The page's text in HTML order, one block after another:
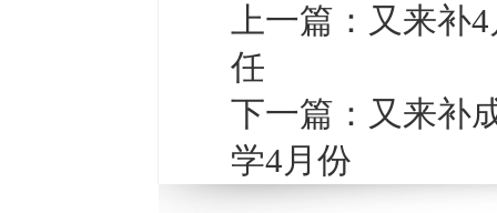
上一篇： 又来补
任
下一篇： 又来补
学4月份